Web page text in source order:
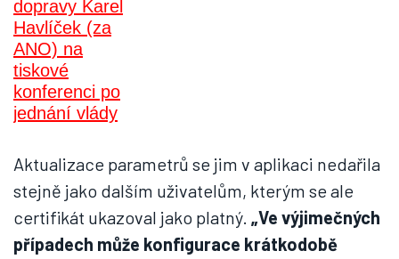
Aktualizace parametrů se jim v aplikaci nedařila
stejně jako dalším uživatelům, kterým se ale
certifikát ukazoval jako platný. „Ve výjimečných
případech může konfigurace krátkodobě